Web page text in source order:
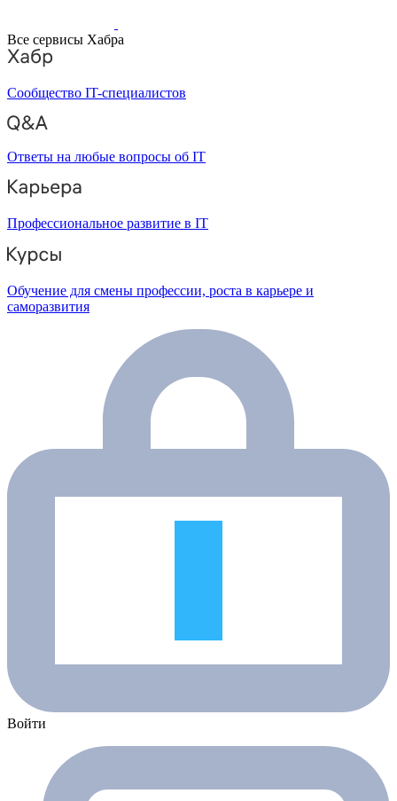
Все сервисы Хабра
Сообщество IT-специалистов
Ответы на любые вопросы об IT
Профессиональное развитие в IT
Обучение для смены профессии, роста в карьере и
саморазвития
Войти